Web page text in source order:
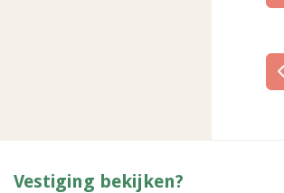
Vestiging bekijken?